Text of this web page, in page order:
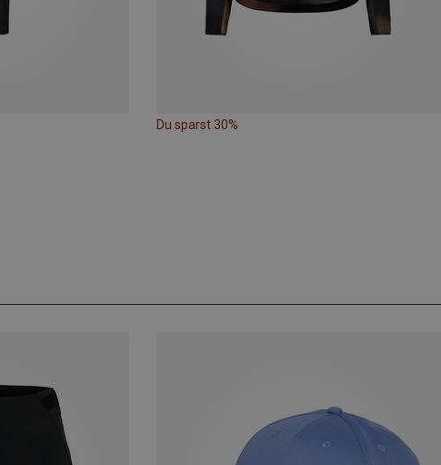
Du sparst 30%